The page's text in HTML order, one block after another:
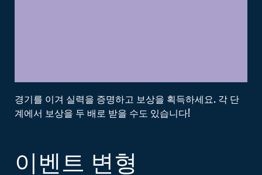
경기를 이겨 실력을 증명하고 보상을 획득하세요. 각 단
계에서 보상을 두 배로 받을 수도 있습니다!
이벤트 변형